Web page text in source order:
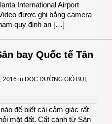
International Airport
được ghi bằng camera
quy định an […]
bay Quốc tế Tân
2016 in DỌC ĐƯỜNG GIÓ BỤI ,
để biết cái cảm giác rất
mặt đất. Cất cánh từ Sân